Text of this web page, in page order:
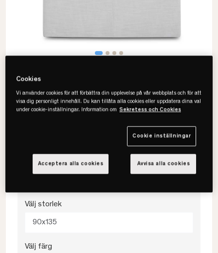
Paula Linen Sänggavel
• Klassisk stil
Välj storlek
90x135
Välj färg
Cookies
Vi använder cookies för att förbättra din upplevelse på vår webbplats och för att
visa dig personligt innehåll. Du kan tillåta alla cookies eller uppdatera dina val
under cookie-inställningar. Information om Sekretess och Cookies
Cookie inställningar
Avvisa alla cookies
Acceptera alla cookies